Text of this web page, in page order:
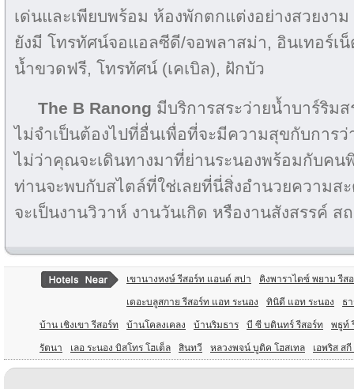
เด่นและเพียบพร้อม ห้องพักตกแต่งอย่างสวยงา
ยังมี โทรทัศน์จอแอลซีดี/จอพลาสม่า, อินเทอร์เน็
น้ำขวดฟรี, โทรทัศน์ (เคเบิล), ฝักบัว
The B Ranong มีบริการสระว่ายน้ำบาร์ริม
ไม่จำเป็นต้องไปที่อื่นเพื่อที่จะมีความสุขกับการว่
ไม่ว่าคุณจะเดินทางมาที่ย่านระนองพร้อมกับค
ท่านจะพบกับสไตล์ที่ใช่เลยที่นี่สิ่งอำนวยความส
จะเป็นงานวิวาห์ งานวันเกิด หรืองานสังสรรค์ ส
เขานางหงษ์ รีสอร์ท แอนด์ สปา คิงพาราไดซ์ พยาม รีส
เดอะบลูสกาย รีสอร์ท แอท ระนอง ทินิดี แอท ระนอง ธ
บ้าน เชิงเขา รีสอร์ท บ้านโคลงเคลง บ้านริมธาร บี ซี บดินทร์ รีสอร์ท พธูท์
รัตนา เลอ ระนอง บิสโทร โฮเต็ล สินทวี หลวงพจน์ บูติค โฮสเทล เอพริส ส